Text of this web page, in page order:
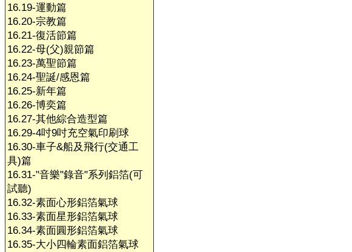
16.19-運動篇
16.20-宗教篇
16.21-復活節篇
16.22-母(父)親節篇
16.23-萬聖節篇
16.24-聖誕/感恩篇
16.25-新年篇
16.26-博奕篇
16.27-其他綜合造型篇
16.29-4吋9吋充空氣印刷球
16.30-車子&船及飛行(交通工
具)篇
16.31-"音樂"錄音"系列鋁箔(可
試聽)
16.32-素面心形鋁箔氣球
16.33-素面星形鋁箔氣球
16.34-素面圓形鋁箔氣球
16.35-大小四輪素面鋁箔氣球